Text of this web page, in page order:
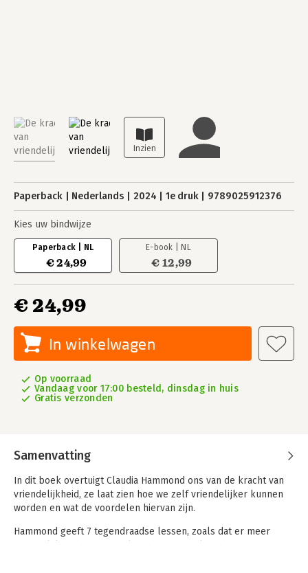
Paperback Nederlands 2024 1e druk 9789025912376
Kies uw bindwijze
Paperback | NL
€ 24,99
E-book | NL
€ 12,99
€ 24,99
In winkelwagen
Op voorraad
Vandaag voor 17:00 besteld, dinsdag in huis
Gratis verzonden
Samenvatting
In dit boek overtuigt Claudia Hammond ons van de kracht van
vriendelijkheid, ze laat zien hoe we zelf vriendelijker kunnen
worden en wat de voordelen hiervan zijn.
Hammond geeft 7 tegendraadse lessen, zoals dat er meer